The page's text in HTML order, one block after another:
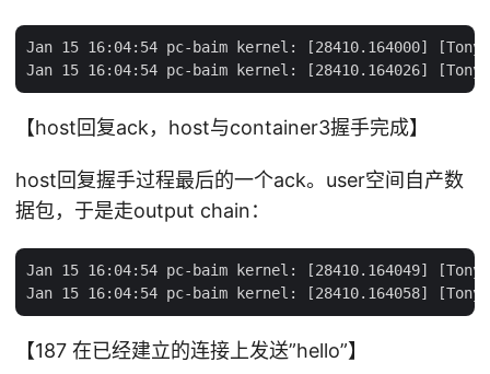
Jan 15 16:04:54 pc-baim kernel: [28410.164000] [TonyBai]-
【host回复ack，host与container3握手完成】
host回复握手过程最后的一个ack。user空间自产数
据包，于是走output chain：
Jan 15 16:04:54 pc-baim kernel: [28410.164049] [TonyBai]-
【187 在已经建立的连接上发送”hello”】